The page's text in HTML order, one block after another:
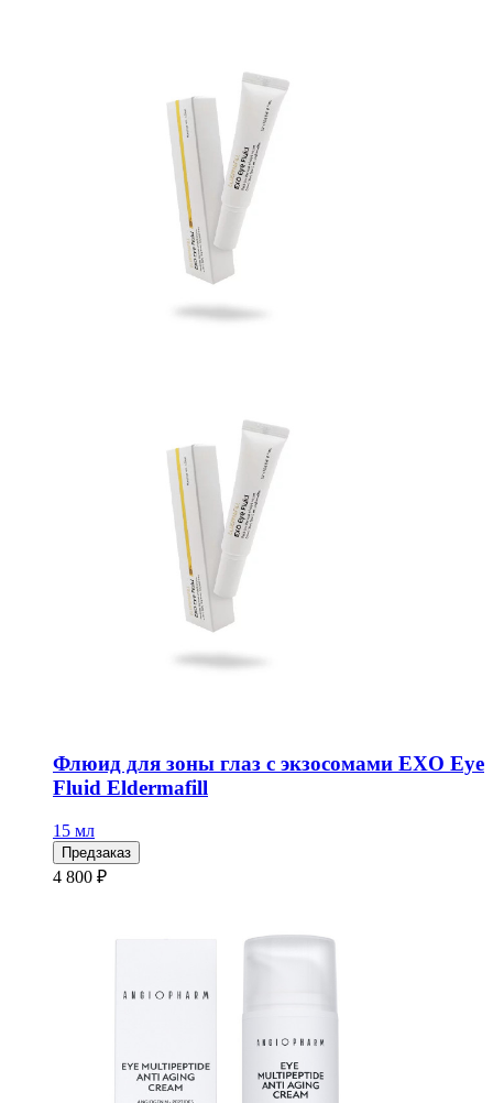
Флюид для зоны глаз с экзосомами EXO Eye
Fluid Eldermafill
15 мл
Предзаказ
4 800 ₽